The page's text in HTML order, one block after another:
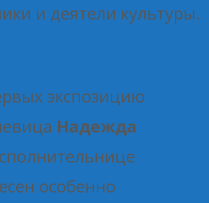
и деятели культуры.
экспозицию
Надежда
особенно